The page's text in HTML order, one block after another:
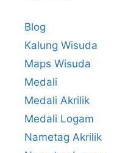
Blog
Kalung Wisuda
Maps Wisuda
Medali
Medali Akrilik
Medali Logam
Nametag Akrilik